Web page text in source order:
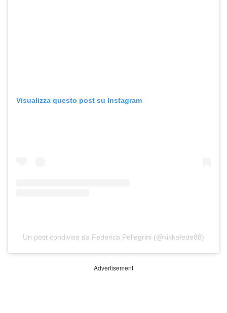
Visualizza questo post su Instagram
Un post condiviso da Federica Pellegrini (@kikkafede88)
Advertisement